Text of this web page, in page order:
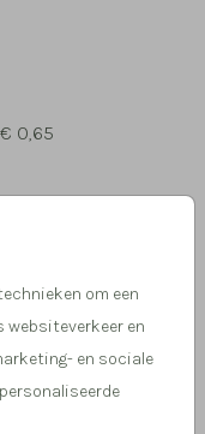
om een
websiteverkeer en
en sociale
€ 0,65
drukwerk